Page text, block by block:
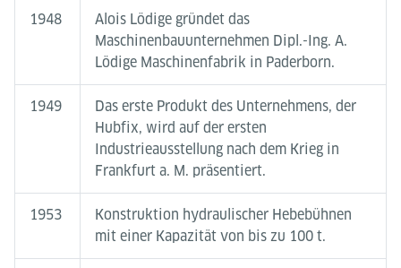
1948
Alois Lödige gründet das
Maschinenbauunternehmen Dipl.-Ing. A.
Lödige Maschinenfabrik in Paderborn.
1949
Das erste Produkt des Unternehmens, der
Hubfix, wird auf der ersten
Industrieausstellung nach dem Krieg in
Frankfurt a. M. präsentiert.
1953
Konstruktion hydraulischer Hebebühnen
mit einer Kapazität von bis zu 100 t.